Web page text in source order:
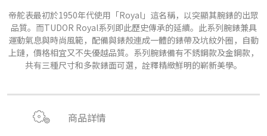
帝舵表最初於1950年代使用「Royal」這名稱，以突顯其腕錶的出眾
品質。而TUDOR Royal系列即此歷史傳承的延續。此系列腕錶兼具
運動氣息與時尚風範，配備與錶殼連成一體的錶帶及坑紋外圈，自動
上鏈，價格相宜又不失優越品質。系列腕錶備有不銹鋼款及金鋼款，
共有三種尺寸和多款錶面可選，詮釋精緻鮮明的嶄新美學。
商品詳情